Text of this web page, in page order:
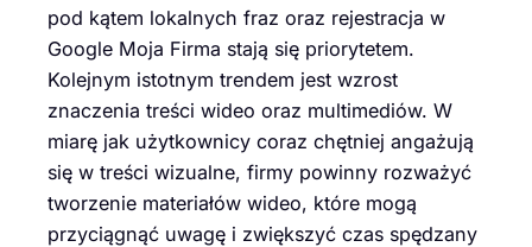
pod kątem lokalnych fraz oraz rejestracja w
Google Moja Firma stają się priorytetem.
Kolejnym istotnym trendem jest wzrost
znaczenia treści wideo oraz multimediów. W
miarę jak użytkownicy coraz chętniej angażują
się w treści wizualne, firmy powinny rozważyć
tworzenie materiałów wideo, które mogą
przyciągnąć uwagę i zwiększyć czas spędzany